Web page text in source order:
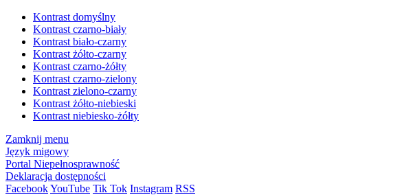
Kontrast domyślny
Kontrast czarno-biały
Kontrast biało-czarny
Kontrast żółto-czarny
Kontrast czarno-żółty
Kontrast czarno-zielony
Kontrast zielono-czarny
Kontrast żółto-niebieski
Kontrast niebiesko-żółty
Zamknij menu
Język migowy
Portal Niepełnosprawność
Deklaracja dostępności
FacebookYouTube Tik Tok Instagram RSS